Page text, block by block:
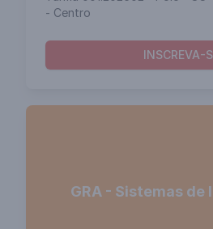
- Centro
INSCREVA-
GRA - Sistemas de